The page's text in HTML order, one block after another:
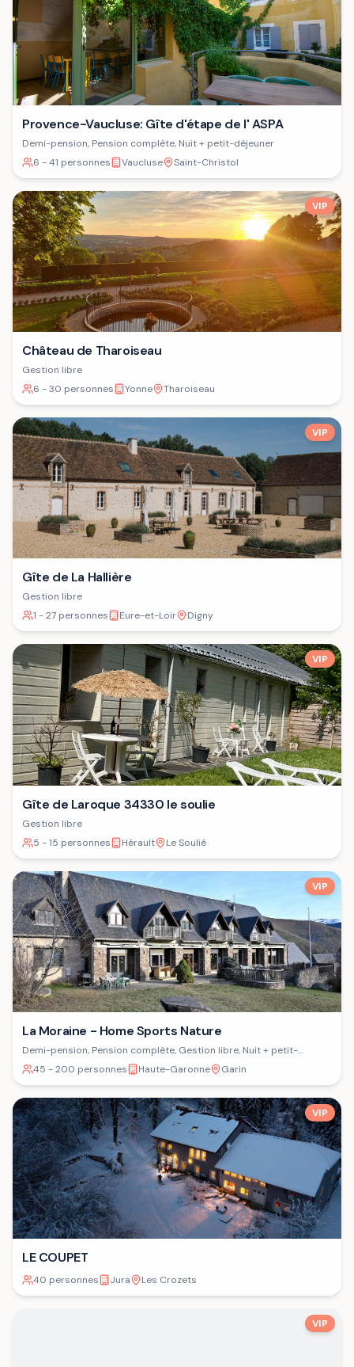
Provence-Vaucluse: Gîte d'étape de l' ASPA
Demi-pension, Pension complète, Nuit + petit-déjeuner
6 - 41 personnes
Vaucluse Saint-Christol
VIP
Château de Tharoiseau
Gestion libre
6 - 30 personnes
Yonne Tharoiseau
VIP
Gîte de La Hallière
Gestion libre
1 - 27 personnes
Eure-et-Loir Digny
VIP
Gîte de Laroque 34330 le soulie
Gestion libre
5 - 15 personnes
Hérault Le Soulié
VIP
La Moraine - Home Sports Nature
Demi-pension, Pension complète, Gestion libre, Nuit + petit-
déjeuner
45 - 200 personnes Haute-Garonne Garin
VIP
LE COUPET
40 personnes Jura Les Crozets
VIP